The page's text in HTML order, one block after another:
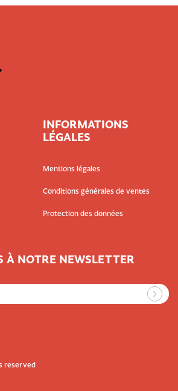
INFORMATIONS
LÉGALES
Mentions légales
Conditions générales de ventes
Protection des données
À NOTRE NEWSLETTER
reserved